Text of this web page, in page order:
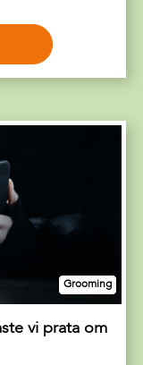
Grooming
vi prata om